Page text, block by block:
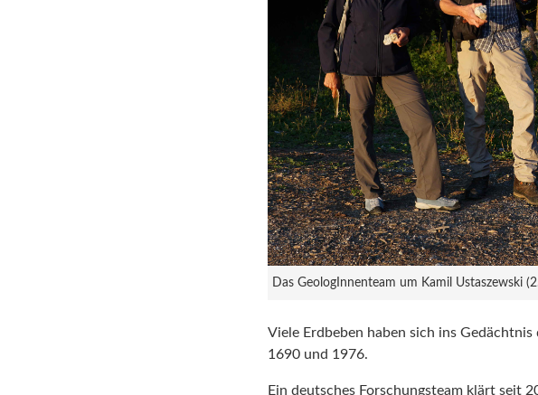
Das GeologInnenteam um Kamil Ustaszewski
Viele Erdbeben haben sich ins
1690 und 1976.
Ein deutsches Forschungsteam klärt seit